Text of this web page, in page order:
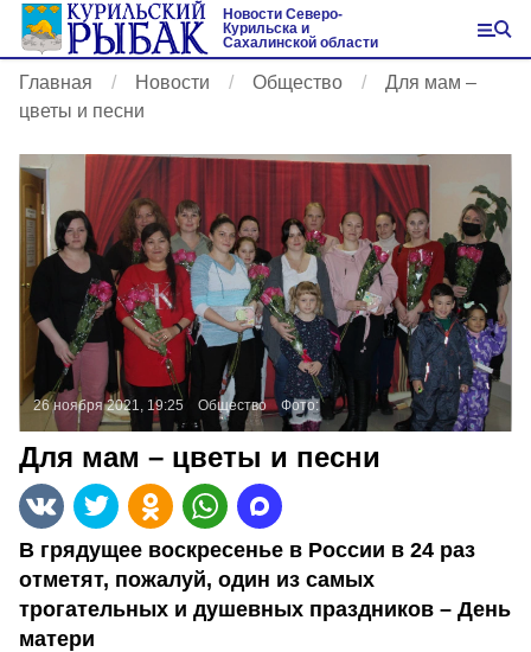
Новости Северо-
Курильска и
Сахалинской области
Главная Новости Общество
Для мам –
цветы и песни
26 ноября 2021, 19:25 Общество Фото:
Для мам – цветы и песни
В грядущее воскресенье в России в 24 раз
отметят, пожалуй, один из самых
трогательных и душевных праздников – День
матери